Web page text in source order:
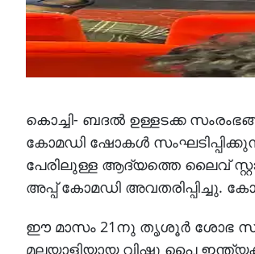
കൊച്ചി- ബദല്‍ ഉള്ളടക്ക
കോമഡി ഷോകൾ
പേരിലുള്ള ആദ്യത്തെ ലൈവ്
അപ്പ് കോമഡി അവതരിപ്പിച്ചു.
ഈ മാസം 21നു തൃശൂർ ശോഭ
മലയാളിയായ വിഷ്ണു പൈ